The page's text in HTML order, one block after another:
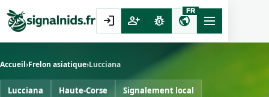
login person_add pest_control public
FR
Accueil›Frelon asiatique›Lucciana
Lucciana Haute-Corse
Signalement local